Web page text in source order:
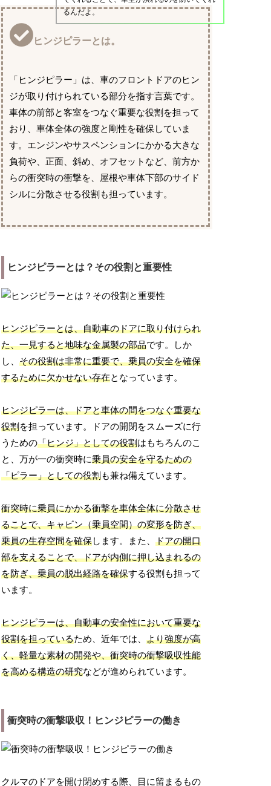
るんだよ。
ヒンジピラーとは。
「ヒンジピラー」は、車のフロントドアのヒン
ジが取り付けられている部分を指す言葉です。
車体の前部と客室をつなぐ重要な役割を担って
おり、車体全体の強度と剛性を確保していま
す。エンジンやサスペンションにかかる大きな
負荷や、正面、斜め、オフセットなど、前方か
らの衝突時の衝撃を、屋根や車体下部のサイド
シルに分散させる役割も担っています。
ヒンジピラーとは？その役割と重要性
ヒンジピラーとは、自動車のドアに取り付けられ
た、一見すると地味な金属製の部品です。しか
し、その役割は非常に重要で、乗員の安全を確保
するために欠かせない存在となっています。
ヒンジピラーは、ドアと車体の間をつなぐ重要な
役割を担っています。ドアの開閉をスムーズに行
うための「ヒンジ」としての役割はもちろんのこ
と、万が一の衝突時に乗員の安全を守るための
「ピラー」としての役割も兼ね備えています。
衝突時に乗員にかかる衝撃を車体全体に分散させ
ることで、キャビン（乗員空間）の変形を防ぎ、
乗員の生存空間を確保します。また、ドアの開口
部を支えることで、ドアが内側に押し込まれるの
を防ぎ、乗員の脱出経路を確保する役割も担って
います。
ヒンジピラーは、自動車の安全性において重要な
役割を担っているため、近年では、より強度が高
く、軽量な素材の開発や、衝突時の衝撃吸収性能
を高める構造の研究などが進められています。
衝突時の衝撃吸収！ヒンジピラーの働き
クルマのドアを開け閉めする際、目に留まるもの